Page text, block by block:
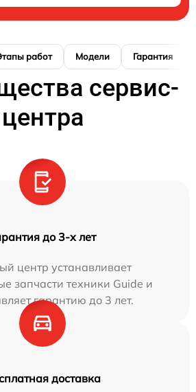
работ Модели Гарантия
сервис-
центра
до 3-х лет
центр устанавливает
запчасти техники Guide и
гарантию до 3 лет.
доставка